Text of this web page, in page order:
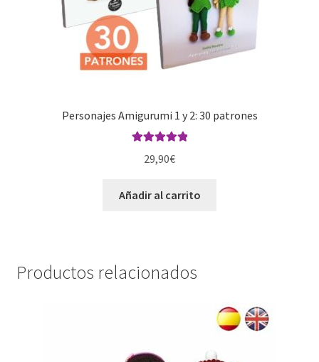
Personajes Amigurumi 1 y 2: 30 patrones
5.00
29,90€
Añadir al carrito
Productos relacionados